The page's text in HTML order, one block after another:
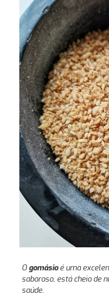
O gomásioé uma
saboroso, está cheio de
saúde.